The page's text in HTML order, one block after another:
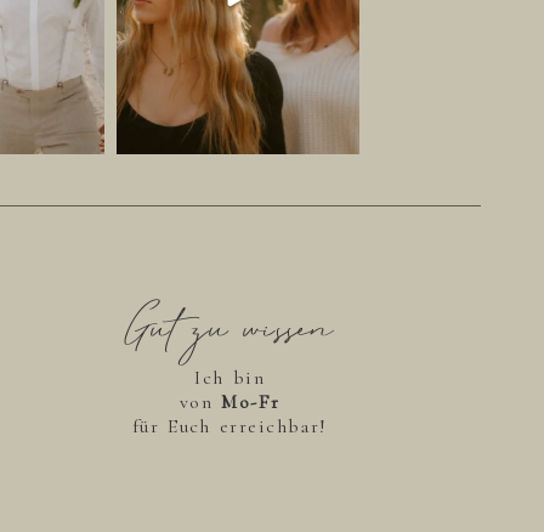
Gut zu wissen
Ich bin
vonMo-Fr
für Euch erreichbar!